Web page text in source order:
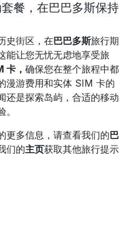
餐，在巴巴多斯保持
史街区，在巴巴多斯旅行期
能让您无忧无虑地享受旅
卡， 确保您在整个旅程中都
漫游费用和实体 SIM 卡的
还是探索岛屿，合适的移动
更多信息，请查看我们的巴
们的主页获取其他旅行提示